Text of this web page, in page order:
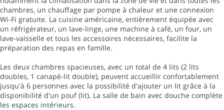
chambres, un chauffage par pompe à chaleur et une connexion
Wi-Fi gratuite. La cuisine américaine, entièrement équipée avec
un réfrigérateur, un lave-linge, une machine à café, un four, un
lave-vaisselle et tous les accessoires nécessaires, facilite la
préparation des repas en famille.
Les deux chambres spacieuses, avec un total de 4 lits (2 lits
doubles, 1 canapé-lit double), peuvent accueillir confortablement
jusqu'à 6 personnes avec la possibilité d'ajouter un lit grâce à la
disponibilité d'un pouf (lit). La salle de bain avec douche complète
les espaces intérieurs.